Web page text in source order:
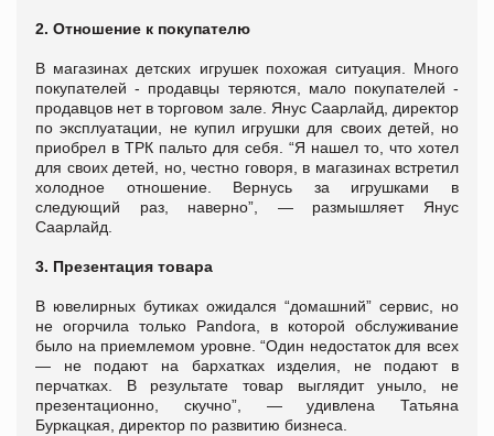
2. Отношение к покупателю
В магазинах детских игрушек похожая ситуация. Много
покупателей - продавцы теряются, мало покупателей -
продавцов нет в торговом зале. Янус Саарлайд, директор
по эксплуатации, не купил игрушки для своих детей, но
приобрел в ТРК пальто для себя. “Я нашел то, что хотел
для своих детей, но, честно говоря, в магазинах встретил
холодное отношение. Вернусь за игрушками в
следующий раз, наверно”, — размышляет Янус
Саарлайд.
3. Презентация товара
В ювелирных бутиках ожидался “домашний” сервис, но
не огорчила только Pandora, в которой обслуживание
было на приемлемом уровне. “Один недостаток для всех
— не подают на бархатках изделия, не подают в
перчатках. В результате товар выглядит уныло, не
презентационно, скучно”, — удивлена Татьяна
Буркацкая, директор по развитию бизнеса.